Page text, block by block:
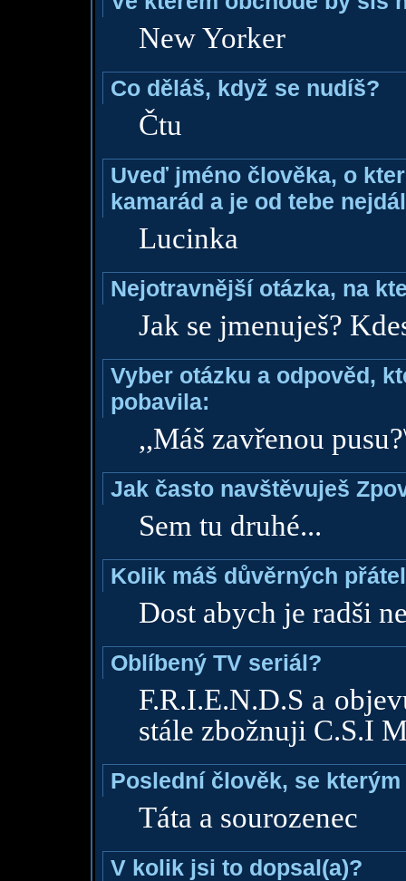
New Yorker
Co děláš, když se nudíš?
Čtu
Uveď jméno člověka, o
kamarád a je od tebe
Lucinka
Nejotravnější otázka, na
Jak se jmenuješ?
Vyber otázku a odpověd,
pobavila:
,,Máš zavřenou
Jak často navštěvuješ
Sem tu druhé...
Kolik máš důvěrných
Dost abych je radši
Oblíbený TV seriál?
F.R.I.E.N.D.S a
stále zbožnuji C.S.I
Poslední člověk, se
Táta a sourozenec
V kolik jsi to dopsal(a)?